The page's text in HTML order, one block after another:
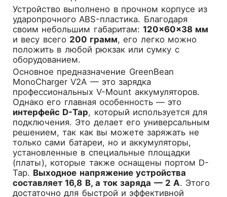
Устройство выполнено в прочном корпусе из
ударопрочного ABS-пластика. Благодаря
своим небольшим габаритам: 120×60×38 мм
и весу всего 200 грамм, его легко можно
положить в любой рюкзак или сумку с
оборудованием.
Основное предназначение GreenBean
MonoCharger V2A — это зарядка
профессиональных V-Mount аккумуляторов.
Однако его главная особенность — это
интерфейс D-Tap, который используется для
подключения. Это делает его универсальным
решением, так как вы можете заряжать не
только сами батареи, но и аккумуляторы,
установленные в специальные площадки
(платы), которые также оснащены портом D-
Tap. Выходное напряжение устройства
составляет 16,8 В, а ток заряда — 2 А. Этого
достаточно для быстрой и эффективной